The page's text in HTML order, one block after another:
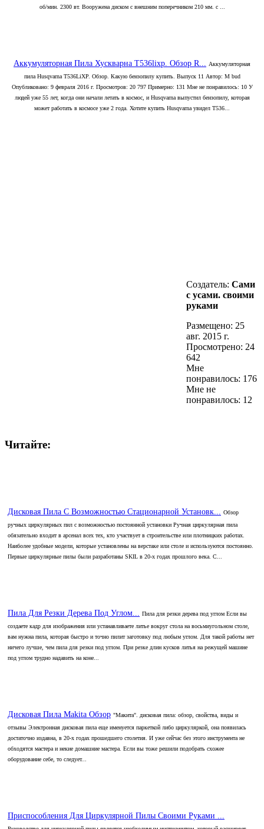
об/мин. 2300 вт. Вооружена диском с внешним поперечником 210 мм. с ...
Аккумуляторная Пила Хускварна T536lixp. Обзор R...
Аккумуляторная
пила Husqvarna T536LiXP. Обзор. Какую бензопилу купить. Выпуск 11 Автор: M bud
Опубликовано: 9 февраля 2016 г. Просмотров: 20 797 Примерно: 131 Мне не понравилось: 10 У
людей уже 55 лет, когда они начали летать в космос, и Husqvarna выпустил бензопилу, которая
может работать в космосе уже 2 года. Хотите купить Husqvarna увидел T536...
Создатель: Сами
с усами. своими
руками
Размещено: 25
авг. 2015 г.
Просмотрено: 24
642
Мне
понравилось: 176
Мне не
понравилось: 12
Читайте:
Дисковая Пила С Возможностью Стационарной Установк...
Обзор
ручных циркулярных пил с возможностью постоянной установки Ручная циркулярная пила
обязательно входит в арсенал всех тех, кто участвует в строительстве или плотницких работах.
Наиболее удобные модели, которые установлены на верстаке или столе и используются постоянно.
Первые циркулярные пилы были разработаны SKIL в 20-х годах прошлого века. С...
Пила Для Резки Дерева Под Углом...
Пила для резки дерева под углом Если вы
создаете кадр для изображения или устанавливаете литье вокруг стола на восьмиугольном столе,
вам нужна пила, которая быстро и точно пилит заготовку под любым углом. Для такой работы нет
ничего лучше, чем пила для резки под углом. При резке длин кусков литья на режущей машине
под углом трудно надавить на коне...
Дисковая Пила Makita Обзор "Макита". дисковая пила: обзор, свойства, виды и
отзывы Электронная дисковая пила еще именуется паркеткой либо циркуляркой, она появилась
достаточно издавна, в 20-х годах прошедшего столетия. И уже сейчас без этого инструмента не
обходятся мастера и некие домашние мастера. Если вы тоже решили подобрать схожее
оборудование себе, то следует...
Приспособления Для Циркулярной Пилы Своими Руками ...